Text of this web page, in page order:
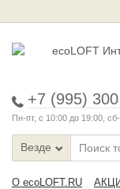
+7 (995)
Пн-пт, с 10:00 до 19:00,
Везде
О ecoLOFT.RU